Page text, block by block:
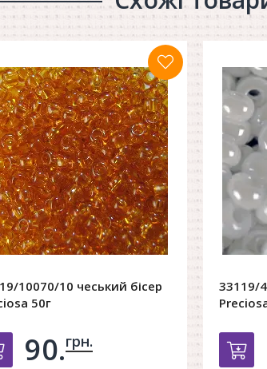
10070/10 чеський бісер
50г
Добавить в корзину
90.грн.
33119/